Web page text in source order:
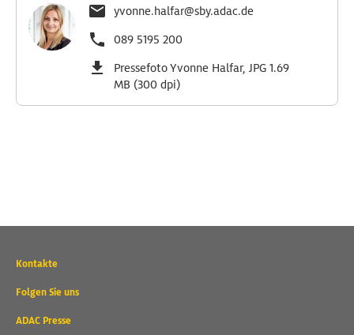
yvonne.halfar@sby.adac.de
089 5195 200
Pressefoto Yvonne Halfar, JPG 1.69
MB (300 dpi)
Wichtige
und
Links
Kontakte
Folgen Sie uns
ADAC Presse